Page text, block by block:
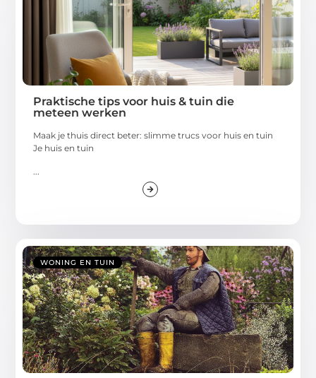
Praktische tips voor huis & tuin die
meteen werken
Maak je thuis direct beter: slimme trucs voor huis en tuin
Je huis en tuin
WONING EN TUIN